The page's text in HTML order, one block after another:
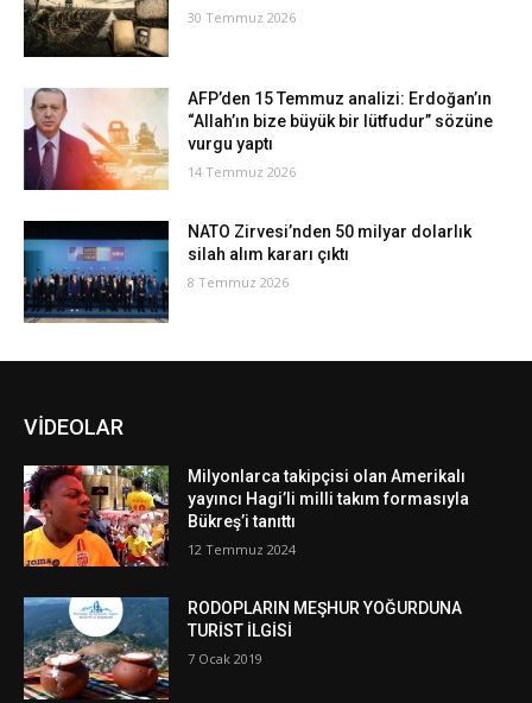
30 Temmuz 2026
AFP’den 15 Temmuz analizi: Erdoğan’ın
“Allah’ın bize büyük bir lütfudur” sözüne
vurgu yaptı
14 Temmuz 2026
NATO Zirvesi’nden 50 milyar dolarlık
silah alım kararı çıktı
8 Temmuz 2026
VİDEOLAR
Milyonlarca takipçisi olan Amerikalı
yayıncı Hagi’li milli takım formasıyla
Bükreş’i tanıttı
12 Temmuz 2024
RODOPLARIN MEŞHUR YOĞURDUNA
TURİST İLGİSİ
7 Ocak 2019